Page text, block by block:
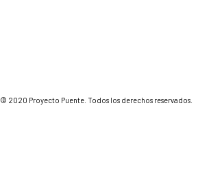
© 2020 Proyecto Puente. Todos los derechos reservados.